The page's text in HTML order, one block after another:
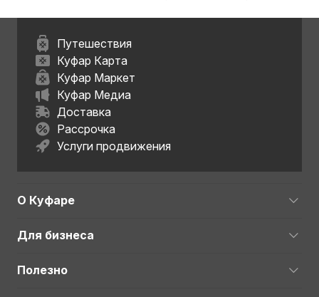
Путешествия
Куфар Карта
Куфар Маркет
Куфар Медиа
Доставка
Рассрочка
Услуги продвижения
О Куфаре
Для бизнеса
Полезно